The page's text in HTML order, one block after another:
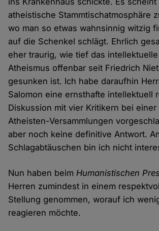
atheistische Stammtischatmosphäre
wo man so etwas wahnsinnig witzig
auf die Schenkel schlägt. Ehrlich
eher traurig, wie tief das
Atheismus offenbar seit Friedrich
gesunken ist. Ich habe daraufhin
Salomon eine ernsthafte intellektuell
Diskussion mit vier Kritikern bei einer
Atheisten-Versammlungen
aber noch keine definitive Antwort.
Schlagabtäuschen bin ich nicht
Nun haben beimHumanistischen
Herren zumindest in einem
Stellung genommen, worauf ich
reagieren möchte.